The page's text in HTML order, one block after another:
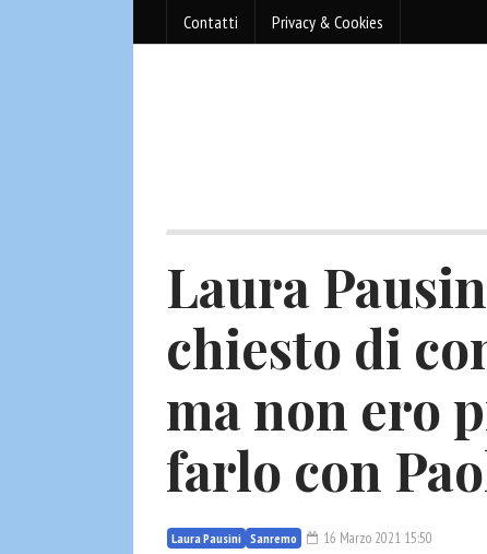
Contatti Privacy & Cookies
Laura
chiesto di
ma non ero
farlo con
Laura Pausini Sanremo 16 Marzo 2021 15:50